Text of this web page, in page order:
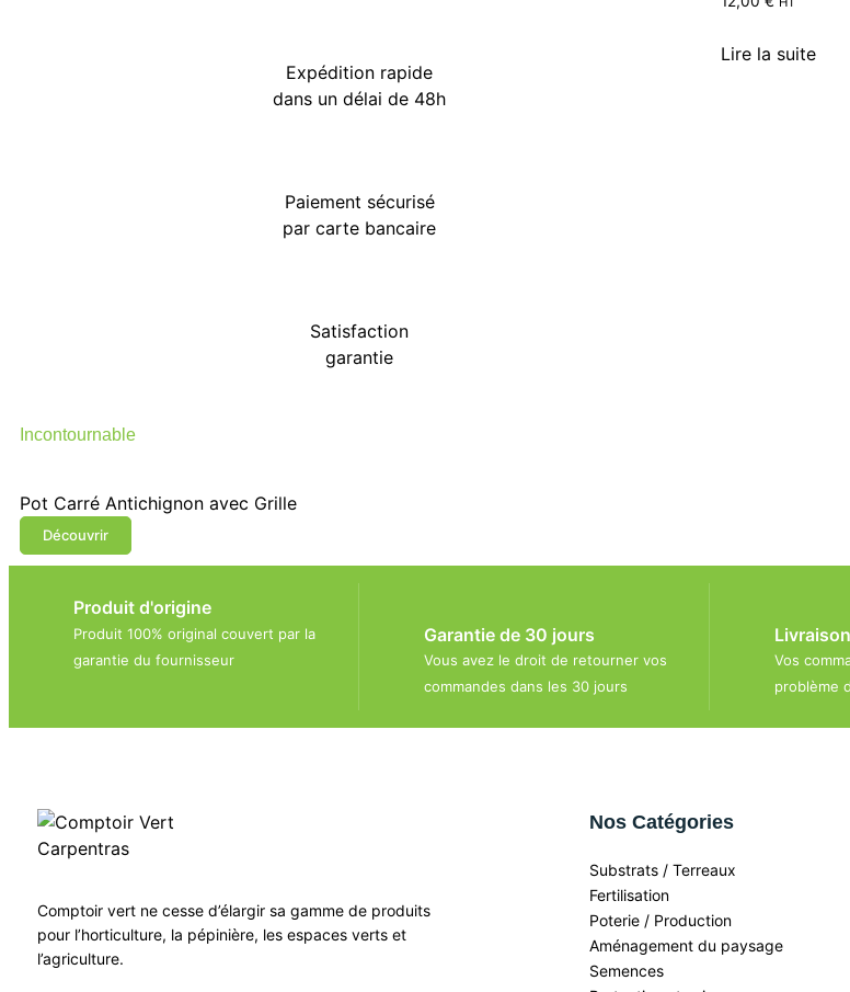
Expédition rapide
dans un délai de 48h
Paiement sécurisé
par carte bancaire
Satisfaction
garantie
Incontournable
Pot Carré Antichignon avec Grille
Découvrir
Lire la suite
Produit d'origine
Produit 100% original couvert par la
garantie du fournisseur
Garantie de 30 jours
Vous avez le droit de retourner vos
commandes dans les 30 jours
Vos
problème
Comptoir vert ne cesse d’élargir sa gamme de produits
pour l’horticulture, la pépinière, les espaces verts et
l’agriculture.
Nos Catégories
Substrats / Terreaux
Fertilisation
Poterie / Production
Aménagement du paysage
Semences